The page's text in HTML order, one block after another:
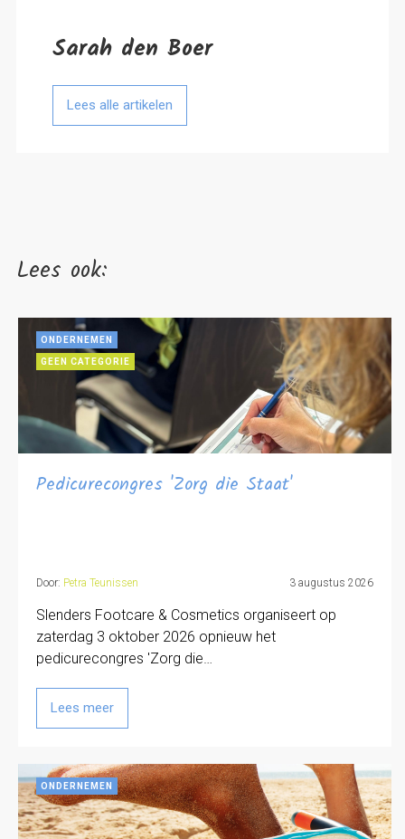
Sarah den Boer
Lees alle artikelen
Lees ook:
ONDERNEMEN
GEEN CATEGORIE
Pedicurecongres 'Zorg die Staat'
Door: Petra Teunissen 3 augustus 2026
Slenders Footcare & Cosmetics organiseert op
zaterdag 3 oktober 2026 opnieuw het
pedicurecongres 'Zorg die…
Lees meer
ONDERNEMEN